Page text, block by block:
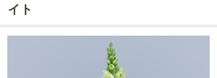
イト